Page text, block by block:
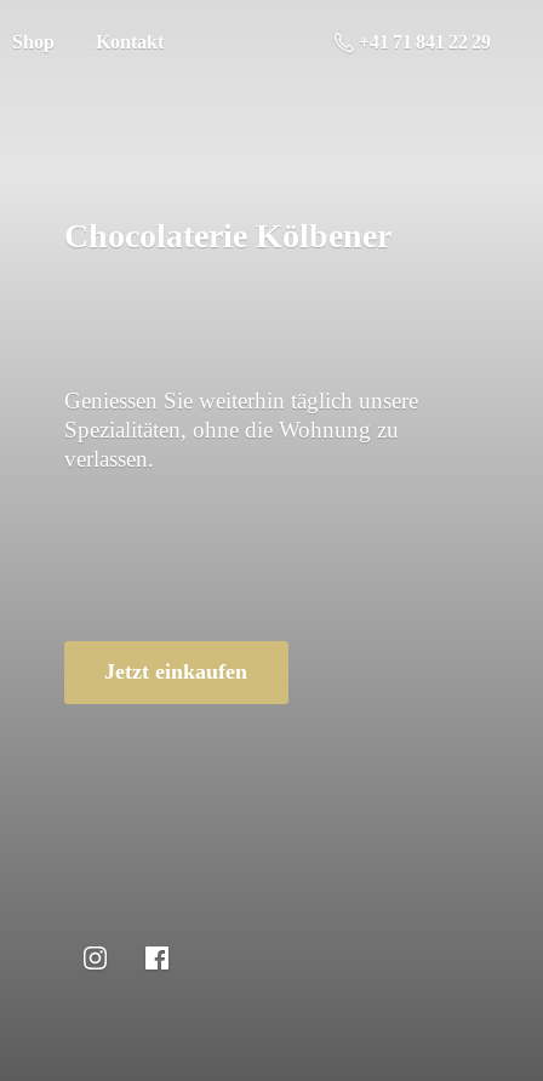
Shop Kontakt +41 71 841 22 29
Chocolaterie Kölbener
Geniessen Sie weiterhin täglich unsere
Spezialitäten, ohne die Wohnung zu
verlassen.
Jetzt einkaufen